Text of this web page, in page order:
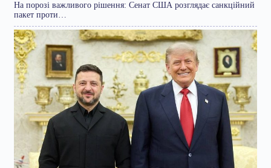
На порозі важливого рішення: Сенат США розглядає санкційний
пакет проти…